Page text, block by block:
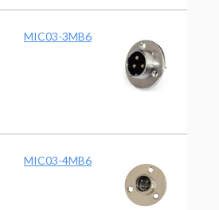
MIC03-3MB6
MIC03-4MB6